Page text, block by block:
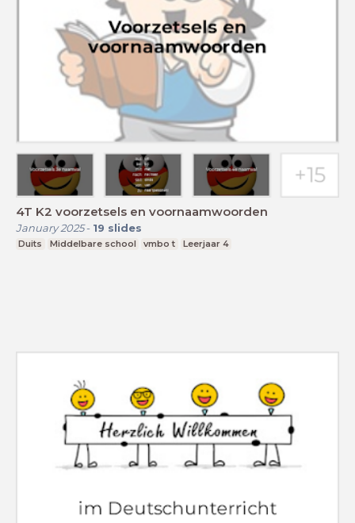
4T K2 voorzetsels en voornaamwoorden
January 2025- 19 slides
Duits Middelbare school vmbo t Leerjaar 4